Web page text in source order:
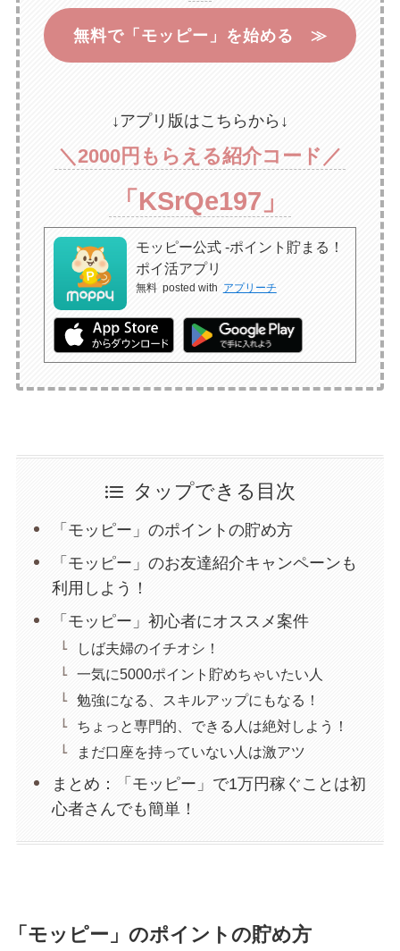
無料で「モッピー」を始める ≫
↓アプリ版はこちらから↓
＼2000円もらえる紹介コード ／
「KSrQe197」
モッピー公式 -ポイント貯まる！
ポイ活アプリ
無料 posted with アプリーチ
タップできる目次
「モッピー」のポイントの貯め方
「モッピー」のお友達紹介キャンペーンも
利用しよう！
「モッピー」初心者にオススメ案件
しば夫婦のイチオシ！
一気に5000ポイント貯めちゃいたい人
勉強になる、スキルアップにもなる！
ちょっと専門的、できる人は絶対しよう！
まだ口座を持っていない人は激アツ
まとめ：「モッピー」で1万円稼ぐことは初
心者さんでも簡単！
「モッピー」のポイントの貯め方